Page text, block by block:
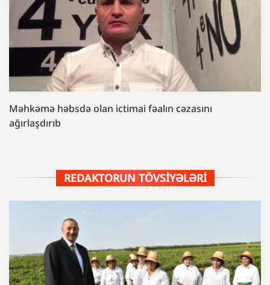
Məhkəmə həbsdə olan ictimai fəalın cəzasını
ağırlaşdırıb
REDAKTORUN TÖVSIYƏLƏRI